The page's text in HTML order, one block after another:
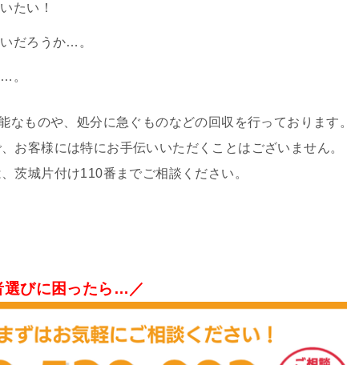
たい！
だろうか…。
。
ものや、処分に急ぐものなどの回収を行っております。
お客様には特にお手伝いいただくことはございません。
茨城片付け110番までご相談ください。
選びに困ったら…／